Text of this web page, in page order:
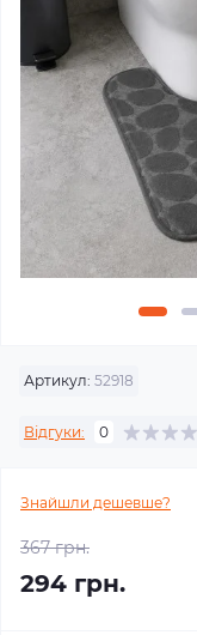
Артикул: 52918
Відгуки: 0
Знайшли дешевше?
367 грн.
294 грн.